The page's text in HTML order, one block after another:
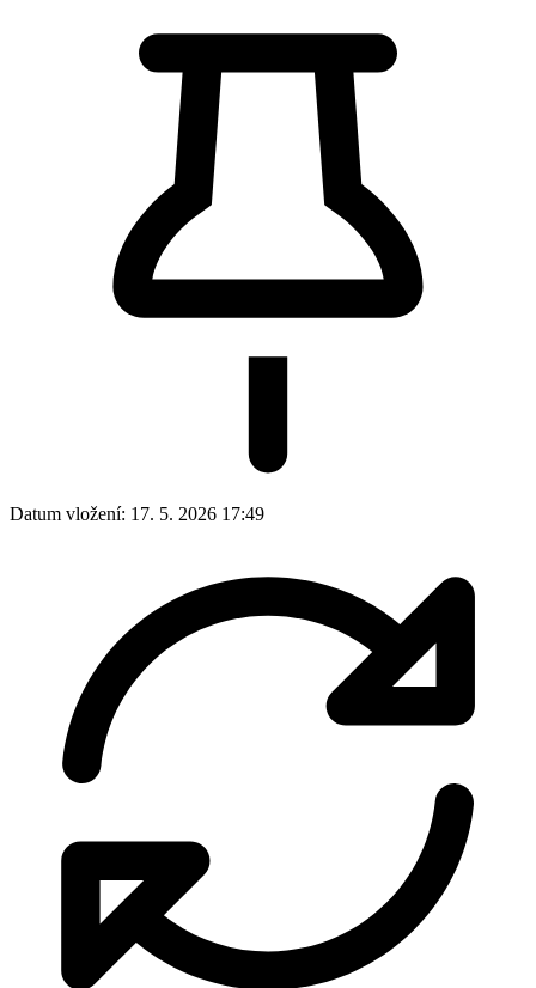
Datum vložení: 17. 5. 2026 17:49